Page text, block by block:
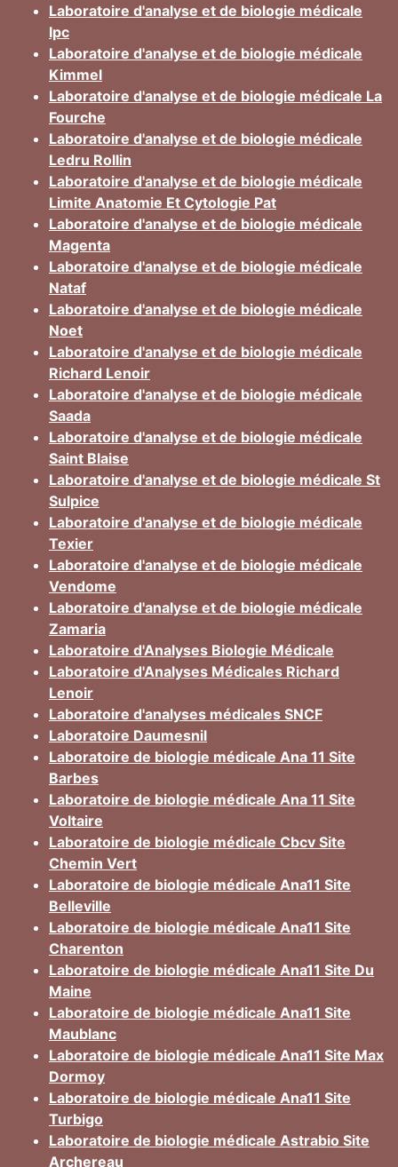
Laboratoire d'analyse et de biologie médicale
Ipc
Laboratoire d'analyse et de biologie médicale
Kimmel
Laboratoire d'analyse et de biologie médicale La
Fourche
Laboratoire d'analyse et de biologie médicale
Ledru Rollin
Laboratoire d'analyse et de biologie médicale
Limite Anatomie Et Cytologie Pat
Laboratoire d'analyse et de biologie médicale
Magenta
Laboratoire d'analyse et de biologie médicale
Nataf
Laboratoire d'analyse et de biologie médicale
Noet
Laboratoire d'analyse et de biologie médicale
Richard Lenoir
Laboratoire d'analyse et de biologie médicale
Saada
Laboratoire d'analyse et de biologie médicale
Saint Blaise
Laboratoire d'analyse et de biologie médicale St
Sulpice
Laboratoire d'analyse et de biologie médicale
Texier
Laboratoire d'analyse et de biologie médicale
Vendome
Laboratoire d'analyse et de biologie médicale
Zamaria
Laboratoire d'Analyses Biologie Médicale
Laboratoire d'Analyses Médicales Richard
Lenoir
Laboratoire d'analyses médicales SNCF
Laboratoire Daumesnil
Laboratoire de biologie médicale Ana 11 Site
Barbes
Laboratoire de biologie médicale Ana 11 Site
Voltaire
Laboratoire de biologie médicale Cbcv Site
Chemin Vert
Laboratoire de biologie médicale Ana11 Site
Belleville
Laboratoire de biologie médicale Ana11 Site
Charenton
Laboratoire de biologie médicale Ana11 Site Du
Maine
Laboratoire de biologie médicale Ana11 Site
Maublanc
Laboratoire de biologie médicale Ana11 Site Max
Dormoy
Laboratoire de biologie médicale Ana11 Site
Turbigo
Laboratoire de biologie médicale Astrabio Site
Archereau